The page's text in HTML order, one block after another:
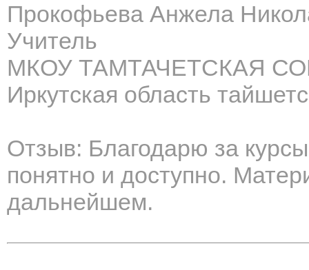
Прокофьева Анжела
Учитель
МКОУ ТАМТАЧЕТСКАЯ
Иркутская область
Отзыв: Благодарю за
понятно и доступно.
дальнейшем.